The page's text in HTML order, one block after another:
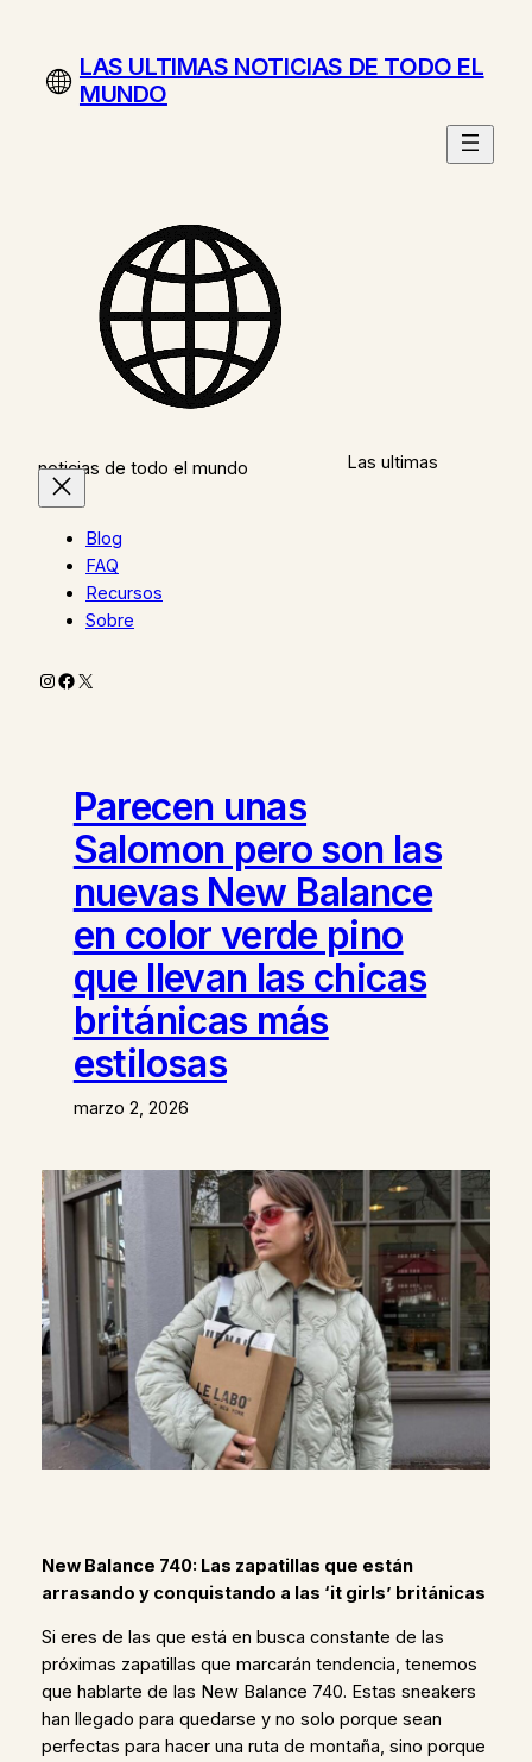
contenidoLAS ULTIMAS NOTICIAS DE TODO EL
MUNDO
Las ultimas
noticias de todo el mundo
Blog
FAQ
Recursos
Sobre
Instagram
Facebook
X
Parecen unas
Salomon pero son las
nuevas New Balance
en color verde pino
que llevan las chicas
británicas más
estilosas
marzo 2, 2026
New Balance 740: Las zapatillas que están
arrasando y conquistando a las ‘it girls’ británicas
Si eres de las que está en busca constante de las
próximas zapatillas que marcarán tendencia, tenemos
que hablarte de las New Balance 740. Estas sneakers
han llegado para quedarse y no solo porque sean
perfectas para hacer una ruta de montaña, sino porque